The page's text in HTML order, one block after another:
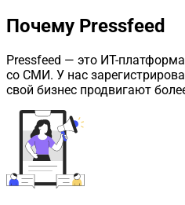
Почему Pressfeed
Pressfeed — это ИТ-
со СМИ. У нас
свой бизнес продвигают